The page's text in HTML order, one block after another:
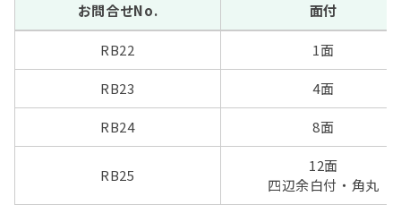
お問合せNo. 面付
RB22 1面
RB23 4面
RB24 8面
RB25
12面
四辺余白付・角丸